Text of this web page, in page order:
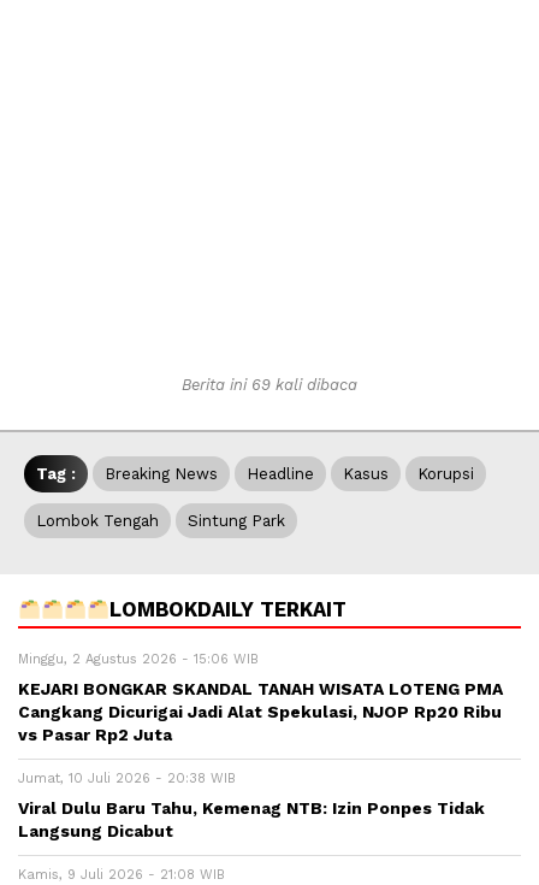
Berita ini 69 kali dibaca
Tag : Breaking News Headline Kasus Korupsi
Lombok Tengah Sintung Park
LOMBOKDAILY TERKAIT
Minggu, 2 Agustus 2026 - 15:06 WIB
KEJARI BONGKAR SKANDAL TANAH WISATA LOTENG PMA
Cangkang Dicurigai Jadi Alat Spekulasi, NJOP Rp20 Ribu
vs Pasar Rp2 Juta
Jumat, 10 Juli 2026 - 20:38 WIB
Viral Dulu Baru Tahu, Kemenag NTB: Izin Ponpes Tidak
Langsung Dicabut
Kamis, 9 Juli 2026 - 21:08 WIB